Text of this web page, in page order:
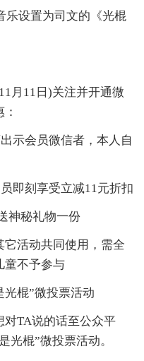
乐设置为司文的《光棍
月11日)关注并开通微
示会员微信者，本人自
即刻享受立减11元折扣
神秘礼物一份
活动共同使用，需全
童不予参与
光棍”微投票活动
对TA说的话至公众平
光棍”微投票活动。